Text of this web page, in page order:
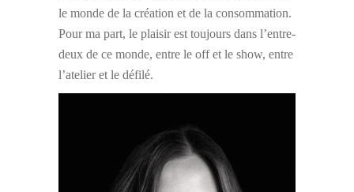
le monde de la création et de la consommation.
Pour ma part, le plaisir est toujours dans l’entre-
deux de ce monde, entre le off et le show, entre
l’atelier et le défilé.